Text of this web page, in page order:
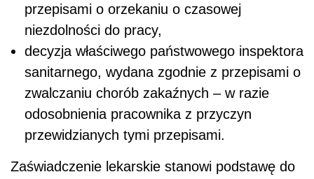
przepisami o orzekaniu o czasowej
niezdolności do pracy,
decyzja właściwego państwowego inspektora
sanitarnego, wydana zgodnie z przepisami o
zwalczaniu chorób zakaźnych – w razie
odosobnienia pracownika z przyczyn
przewidzianych tymi przepisami.
Zaświadczenie lekarskie stanowi podstawę do